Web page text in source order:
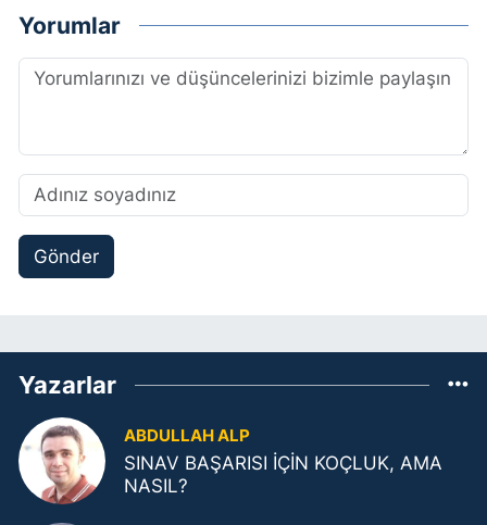
Yorumlar
Gönder
Yazarlar
ABDULLAH ALP
SINAV BAŞARISI İÇİN KOÇLUK, AMA
NASIL?